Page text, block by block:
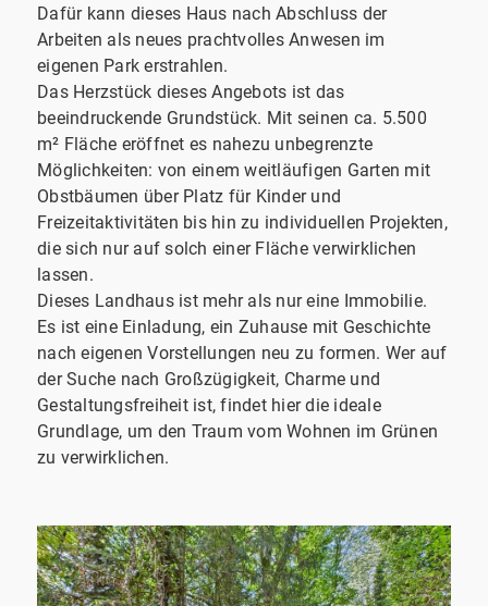
Dafür kann dieses Haus nach Abschluss der
Arbeiten als neues prachtvolles Anwesen im
eigenen Park erstrahlen.
Das Herzstück dieses Angebots ist das
beeindruckende Grundstück. Mit seinen ca. 5.500
m² Fläche eröffnet es nahezu unbegrenzte
Möglichkeiten: von einem weitläufigen Garten mit
Obstbäumen über Platz für Kinder und
Freizeitaktivitäten bis hin zu individuellen Projekten,
die sich nur auf solch einer Fläche verwirklichen
lassen.
Dieses Landhaus ist mehr als nur eine Immobilie.
Es ist eine Einladung, ein Zuhause mit Geschichte
nach eigenen Vorstellungen neu zu formen. Wer auf
der Suche nach Großzügigkeit, Charme und
Gestaltungsfreiheit ist, findet hier die ideale
Grundlage, um den Traum vom Wohnen im Grünen
zu verwirklichen.